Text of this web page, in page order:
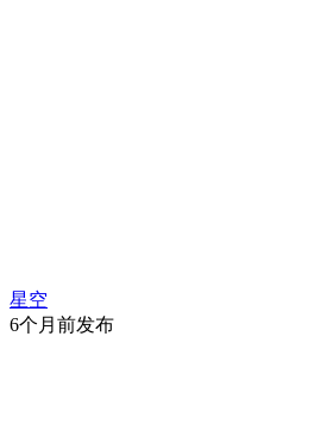
星空
6个月前发布